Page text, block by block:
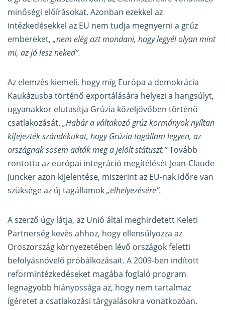
minőségi előírásokat. Azonban ezekkel az
intézkedésekkel az EU nem tudja megnyerni a grúz
embereket, „nem elég azt mondani, hogy legyél olyan mint
mi, az jó lesz neked”.
Az elemzés kiemeli, hogy míg Európa a demokrácia
Kaukázusba történő exportálására helyezi a hangsúlyt,
ugyanakkor elutasítja Grúzia közeljövőben történő
csatlakozását. „Habár a váltakozó grúz kormányok nyíltan
kifejezték szándékukat, hogy Grúzia tagállam legyen, az
országnak sosem adták meg a jelölt státuszt.”Tovább
rontotta az európai integráció megítélését Jean-Claude
Juncker azon kijelentése, miszerint az EU-nak időre van
szüksége az új tagállamok„elhelyezésére”.
A szerző úgy látja, az Unió által meghirdetett Keleti
Partnerség kevés ahhoz, hogy ellensúlyozza az
Oroszország környezetében lévő országok feletti
befolyásnövelő próbálkozásait. A 2009-ben indított
reformintézkedéseket magába foglaló program
legnagyobb hiányossága az, hogy nem tartalmaz
ígéretet a csatlakozási tárgyalásokra vonatkozóan.